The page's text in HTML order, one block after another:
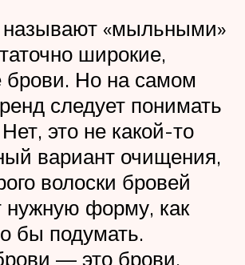
называют «мыльными»
широкие,
Но на самом
следует понимать
это не какой-то
вариант очищения,
волоски бровей
форму, как
бы подумать.
— это брови,